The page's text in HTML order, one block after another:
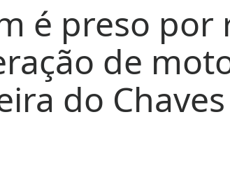
é preso por
de
do Chaves